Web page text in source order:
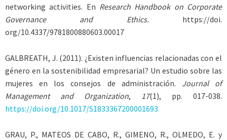
networking activities. En Research Handbook on Corporate
Governance and Ethics. https://doi.
org/10.4337/9781800880603.00017
GALBREATH, J. (2011). ¿Existen influencias relacionadas con el
género en la sostenibilidad empresarial? Un estudio sobre las
mujeres en los consejos de administración. Journal of
Management and Organization, 17(1), pp. 017-038.
https://doi.org/10.1017/S1833367200001693
GRAU, P., MATEOS DE CABO, R., GIMENO, R., OLMEDO, E. y